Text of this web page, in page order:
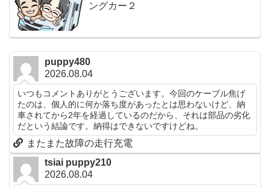
ングカー２
puppy480
2026.08.04
いつもコメントありがとうございます。今回のケーブル焦げ
たのは、個人的に何か落ち度があったとは思わないけど、納
車されてから2年を経過しているのだから、それは部品の劣化
だという結論です。納得はできないですけどね。
またまた故障の走行充電
tsiai puppy210
2026.08.04